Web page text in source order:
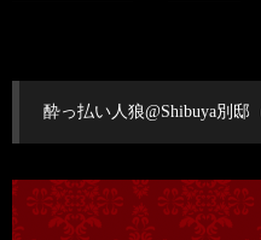
酔っ払い人狼@Shibuya別邸